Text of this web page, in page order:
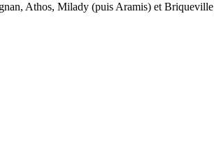
Athos, Milady (puis Aramis) et Briqueville